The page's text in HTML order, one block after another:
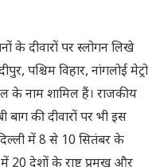
के दीवारों पर स्लोगन लिखे
पश्चिम विहार, नांगलोई मेट्रो
के नाम शामिल हैं। राजकीय
बाग की दीवारों पर भी इस
में 8 से 10 सितंबर के